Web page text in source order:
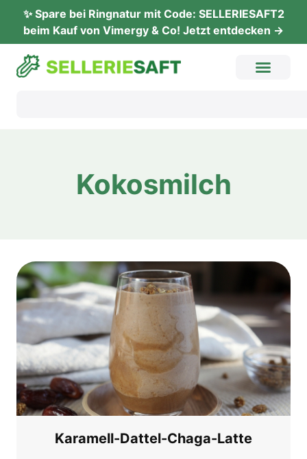
✨ Spare bei Ringnatur mit Code: SELLERIESAFT2
beim Kauf von Vimergy & Co! Jetzt entdecken →
Kokosmilch
Kara­mell-Dat­tel-Cha­ga-Lat­te